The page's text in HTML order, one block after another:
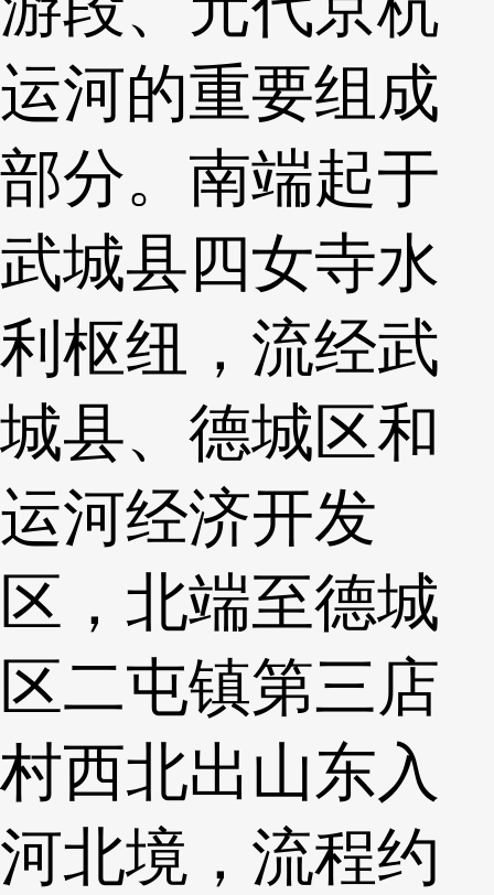
运河的重要组成
部分。南端起于
武城县四女寺水
利枢纽，流经武
城县、德城区和
运河经济开发
区，北端至德城
区二屯镇第三店
村西北出山东入
河北境，流程约